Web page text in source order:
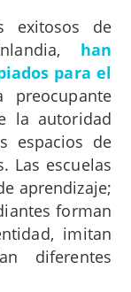
exitosos de
han
para el
la autoridad
espacios de
Las escuelas
aprendizaje;
forman
imitan
diferentes